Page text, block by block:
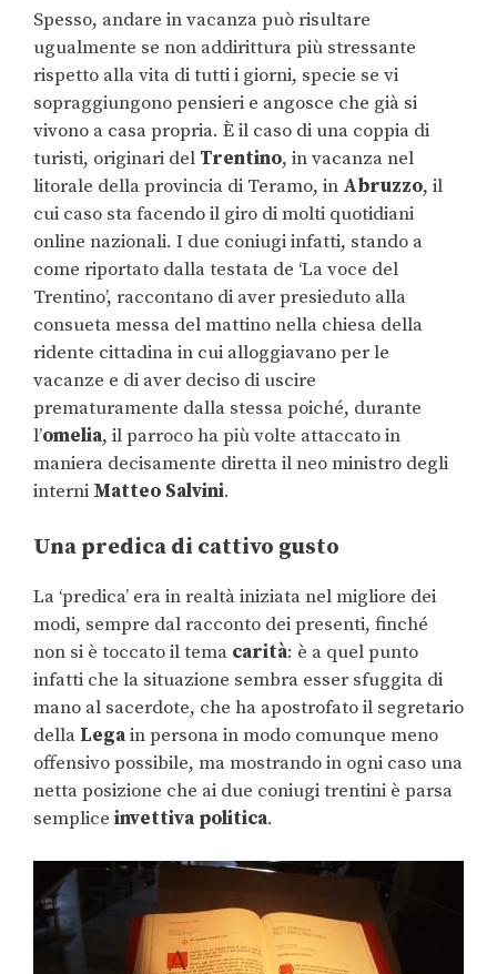
Spesso, andare in vacanza può risultare
ugualmente se non addirittura più stressante
rispetto alla vita di tutti i giorni, specie se vi
sopraggiungono pensieri e angosce che già si
vivono a casa propria. È il caso di una coppia di
turisti, originari del Trentino, in vacanza nel
litorale della provincia di Teramo, in Abruzzo, il
cui caso sta facendo il giro di molti quotidiani
online nazionali. I due coniugi infatti, stando a
come riportato dalla testata de ‘La voce del
Trentino’, raccontano di aver presieduto alla
consueta messa del mattino nella chiesa della
ridente cittadina in cui alloggiavano per le
vacanze e di aver deciso di uscire
prematuramente dalla stessa poiché, durante
l’omelia, il parroco ha più volte attaccato in
maniera decisamente diretta il neo ministro degli
interni Matteo Salvini.
Una predica di cattivo gusto
La ‘predica’ era in realtà iniziata nel migliore dei
modi, sempre dal racconto dei presenti, finché
non si è toccato il tema carità: è a quel punto
infatti che la situazione sembra esser sfuggita di
mano al sacerdote, che ha apostrofato il segretario
della Legain persona in modo comunque meno
offensivo possibile, ma mostrando in ogni caso una
netta posizione che ai due coniugi trentini è parsa
semplice invettiva politica.